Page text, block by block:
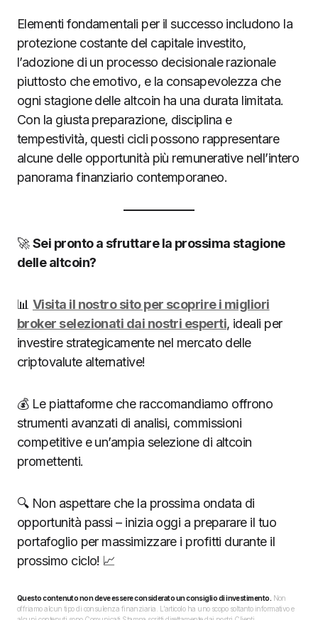
Elementi fondamentali per il successo includono la
protezione costante del capitale investito,
l’adozione di un processo decisionale razionale
piuttosto che emotivo, e la consapevolezza che
ogni stagione delle altcoin ha una durata limitata.
Con la giusta preparazione, disciplina e
tempestività, questi cicli possono rappresentare
alcune delle opportunità più remunerative nell’intero
panorama finanziario contemporaneo.
🚀Sei pronto a sfruttare la prossima stagione
delle altcoin?
📊 Visita il nostro sito per scoprire i migliori
broker selezionati dai nostri esperti, ideali per
investire strategicamente nel mercato delle
criptovalute alternative!
💰 Le piattaforme che raccomandiamo offrono
strumenti avanzati di analisi, commissioni
competitive e un’ampia selezione di altcoin
promettenti.
🔍 Non aspettare che la prossima ondata di
opportunità passi – inizia oggi a preparare il tuo
portafoglio per massimizzare i profitti durante il
prossimo ciclo! 📈
Questo contenuto non deve essere considerato un consiglio di investimento. Non
offriamo alcun tipo di consulenza finanziaria. L’articolo ha uno scopo soltanto informativo e